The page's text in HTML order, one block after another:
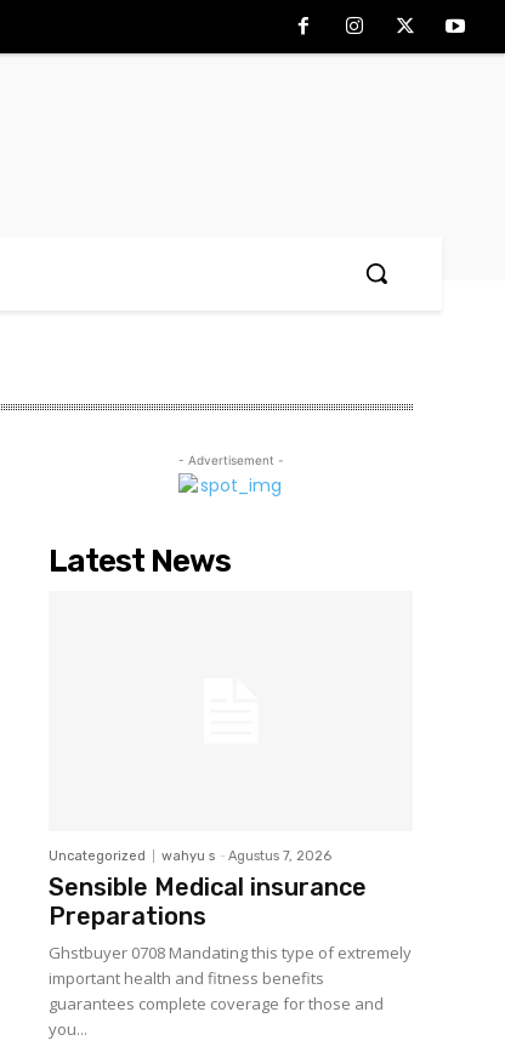
- Advertisement -
Latest News
Uncategorized wahyu s - Agustus 7, 2026
Sensible Medical insurance
Preparations
Ghstbuyer 0708 Mandating this type of extremely
important health and fitness benefits
guarantees complete coverage for those and
you...